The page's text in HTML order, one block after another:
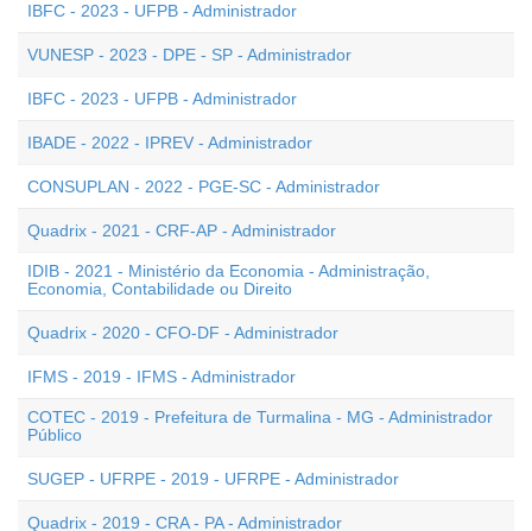
IBFC - 2023 - UFPB - Administrador
VUNESP - 2023 - DPE - SP - Administrador
IBFC - 2023 - UFPB - Administrador
IBADE - 2022 - IPREV - Administrador
CONSUPLAN - 2022 - PGE-SC - Administrador
Quadrix - 2021 - CRF-AP - Administrador
IDIB - 2021 - Ministério da Economia - Administração,
Economia, Contabilidade ou Direito
Quadrix - 2020 - CFO-DF - Administrador
IFMS - 2019 - IFMS - Administrador
COTEC - 2019 - Prefeitura de Turmalina - MG - Administrador
Público
SUGEP - UFRPE - 2019 - UFRPE - Administrador
Quadrix - 2019 - CRA - PA - Administrador